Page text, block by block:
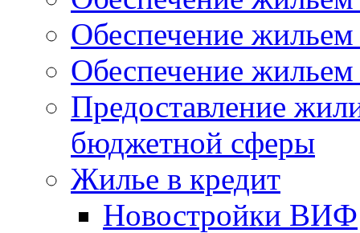
Обеспечение
Обеспечение жильем
Предоставление
бюджетной сферы
Жилье в кредит
Новостройки ВИФ